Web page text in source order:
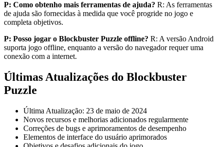
P: Como obtenho mais ferramentas de ajuda? R: As ferramentas
de ajuda são fornecidas à medida que você progride no jogo e
completa objetivos.
P: Posso jogar o Blockbuster Puzzle offline? R: A versão Android
suporta jogo offline, enquanto a versão do navegador requer uma
conexão com a internet.
Últimas Atualizações do Blockbuster
Puzzle
Última Atualização: 23 de maio de 2024
Novos recursos e melhorias adicionados regularmente
Correções de bugs e aprimoramentos de desempenho
Elementos de interface do usuário aprimorados